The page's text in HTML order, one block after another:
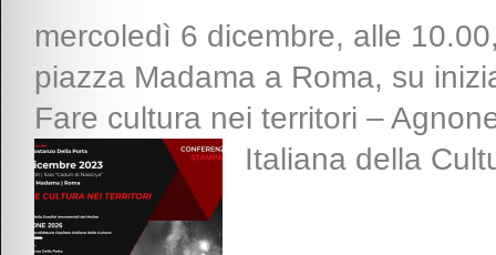
mercoledì 6 dicembre, alle
piazza Madama a Roma, su
Fare cultura nei territori –
Italiana della